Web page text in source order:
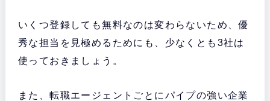
いくつ登録しても無料なのは変わらないため、優
秀な担当を見極めるためにも、少なくとも3社は
使っておきましょう。
また、転職エージェントごとにパイプの強い企業